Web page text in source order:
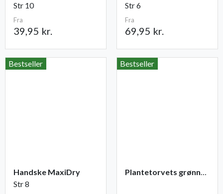
Str 10
Fra
39,95 kr.
Str 6
Fra
69,95 kr.
Bestseller
Handske MaxiDry
Str 8
Bestseller
Plantetorvets grønne vandingspose 75 liter